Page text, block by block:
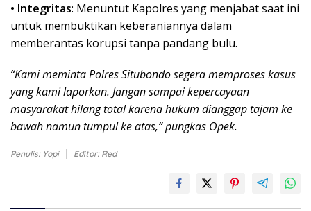
• Integritas: Menuntut Kapolres yang menjabat saat ini
untuk membuktikan keberaniannya dalam
memberantas korupsi tanpa pandang bulu.
“Kami meminta Polres Situbondo segera memproses kasus
yang kami laporkan. Jangan sampai kepercayaan
masyarakat hilang total karena hukum dianggap tajam ke
bawah namun tumpul ke atas,” pungkas Opek.
Penulis: Yopi Editor: Red